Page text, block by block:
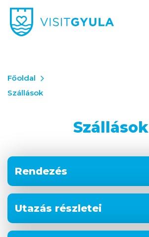
Főoldal
Szállások
Szállások
Rendezés
Utazás részletei